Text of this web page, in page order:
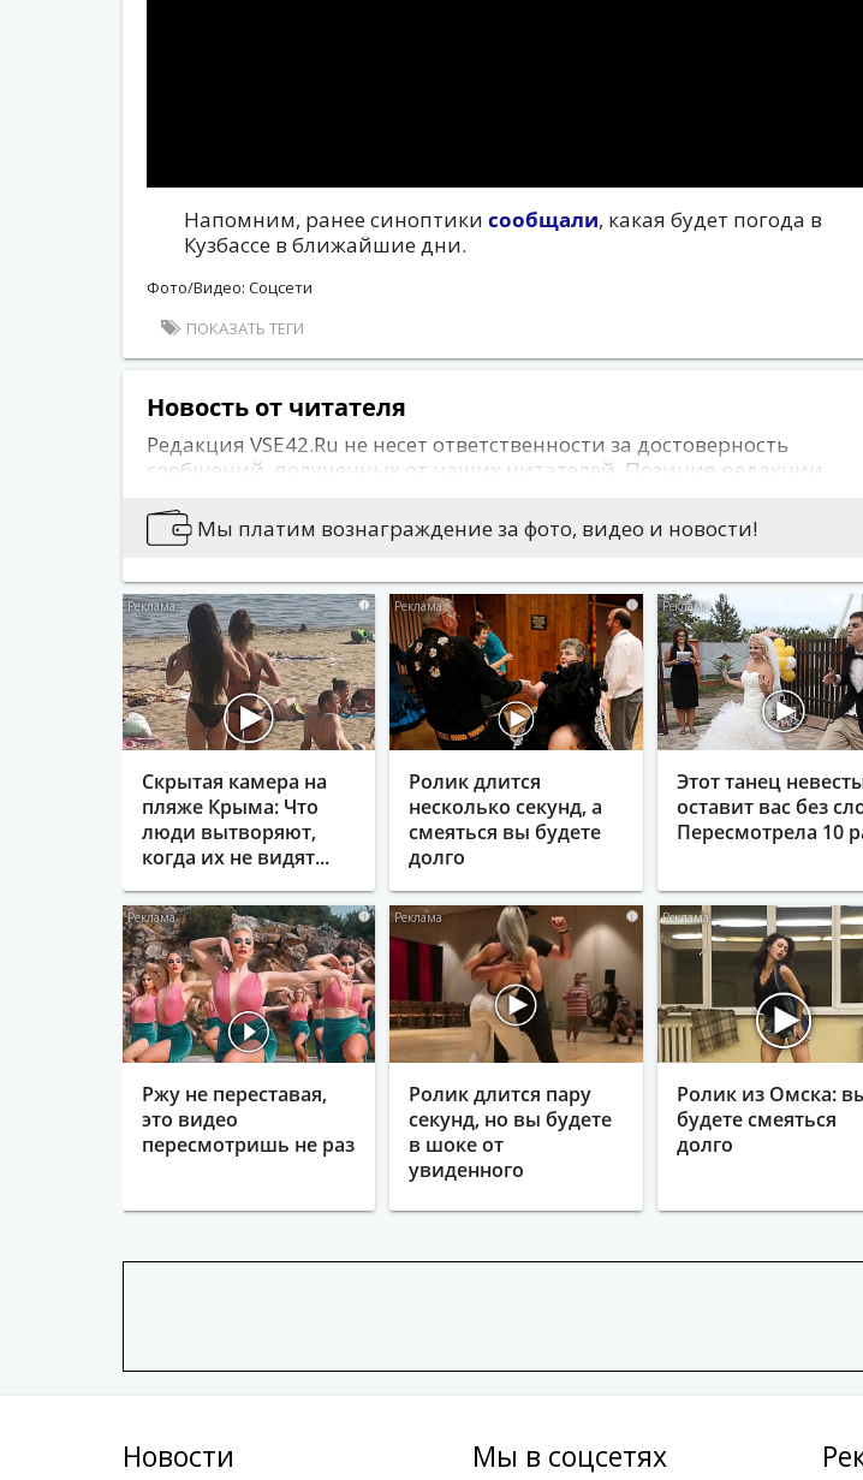
Напомним, ранее синоптики сообщали, какая будет погода в
Кузбассе в ближайшие дни.
Фото/Видео: Соцсети
ПОКАЗАТЬ ТЕГИ
Новость от читателя
Редакция VSE42.Ru не несет ответственности за достоверность
сообщений, полученных от наших читателей. Позиция редакции
публикуется информация, носящая оскорбительный характер либо
содержащая иные признаки, которые могут привести к нарушению
Вы можете сообщить новости:
Позвонив по 76-79-79
Написав на news@vse42.ru
Написав намВКонтакте
Мы платим вознаграждение за фото, видео и новости!
i
Скрытая камера на
пляже Крыма: Что
люди вытворяют,
когда их не видят...
i
Ролик длится
несколько секунд, а
смеяться вы будете
долго
Этот танец
оставит вас без
Пересмотрела 10
i
Ржу не переставая,
это видео
пересмотришь не раз
i
Ролик длится пару
секунд, но вы будете
в шоке от
увиденного
Ролик из Омска:
будете смеяться
долго
Новости Мы в соцсетях